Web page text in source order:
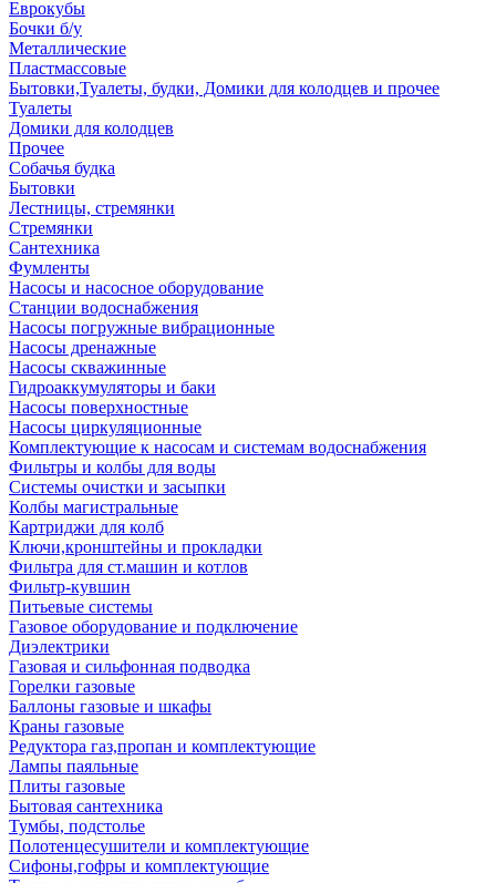
Еврокубы
Бочки б/у
Металлические
Пластмассовые
Бытовки,Туалеты, будки, Домики для колодцев и прочее
Туалеты
Домики для колодцев
Прочее
Собачья будка
Бытовки
Лестницы, стремянки
Стремянки
Сантехника
Фумленты
Насосы и насосное оборудование
Станции водоснабжения
Насосы погружные вибрационные
Насосы дренажные
Насосы скважинные
Гидроаккумуляторы и баки
Насосы поверхностные
Насосы циркуляционные
Комплектующие к насосам и системам водоснабжения
Фильтры и колбы для воды
Системы очистки и засыпки
Колбы магистральные
Картриджи для колб
Ключи,кронштейны и прокладки
Фильтра для ст.машин и котлов
Фильтр-кувшин
Питьевые системы
Газовое оборудование и подключение
Диэлектрики
Газовая и сильфонная подводка
Горелки газовые
Баллоны газовые и шкафы
Краны газовые
Редуктора газ,пропан и комплектующие
Лампы паяльные
Плиты газовые
Бытовая сантехника
Тумбы, подстолье
Полотенцесушители и комплектующие
Сифоны,гофры и комплектующие